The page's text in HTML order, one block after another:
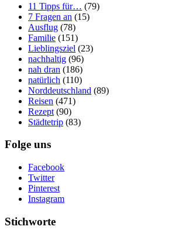
11 Tipps für… (79)
7 Fragen an (15)
Ausflug (78)
Familie (151)
Lieblingsziel (23)
nachhaltig (96)
nah dran (186)
natürlich (110)
Norddeutschland (89)
Reisen (471)
Rezept (90)
Städtetrip (83)
Folge uns
Facebook
Twitter
Pinterest
Instagram
Stichworte